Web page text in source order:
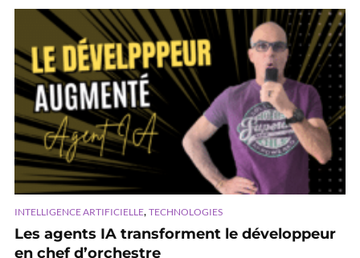
INTELLIGENCE ARTIFICIELLE, TECHNOLOGIES
Les agents IA transforment le développeur
en chef d’orchestre